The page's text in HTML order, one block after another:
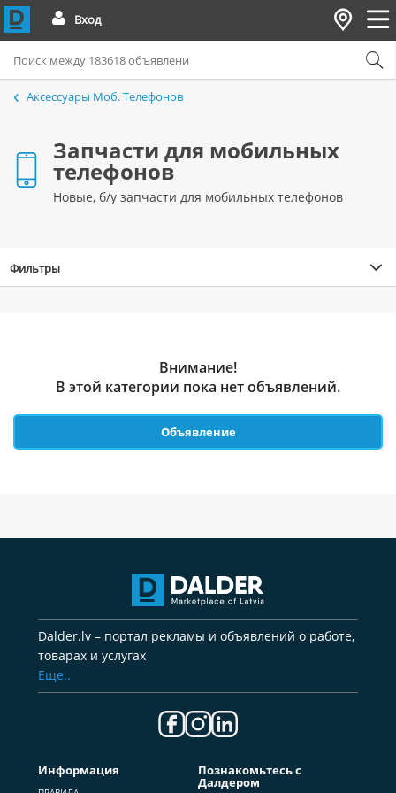
Вход
Аксессуары Моб. Телефонов
Запчасти для мобильных
телефонов
Новые, б/у запчасти для мобильных телефонов
Фильтры
Внимание!
В этой категории пока нет объявлений.
Объявление
Dalder.lv – портал рекламы и объявлений о работе,
товарах и услугах
Еще..
Информация Познакомьтесь с
Далдером